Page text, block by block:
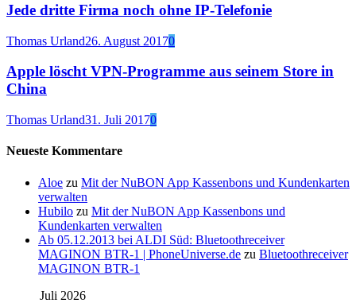
Jede dritte Firma noch ohne IP-Telefonie
Thomas Urland26. August 20170
Apple löscht VPN-Programme aus seinem Store in
China
Thomas Urland31. Juli 20170
Neueste Kommentare
Aloe zu Mit der NuBON App Kassenbons und Kundenkarten
verwalten
Hubilo zu Mit der NuBON App Kassenbons und
Kundenkarten verwalten
Ab 05.12.2013 bei ALDI Süd: Bluetoothreceiver
MAGINON BTR-1 | PhoneUniverse.de zu Bluetoothreceiver
MAGINON BTR-1
Juli 2026